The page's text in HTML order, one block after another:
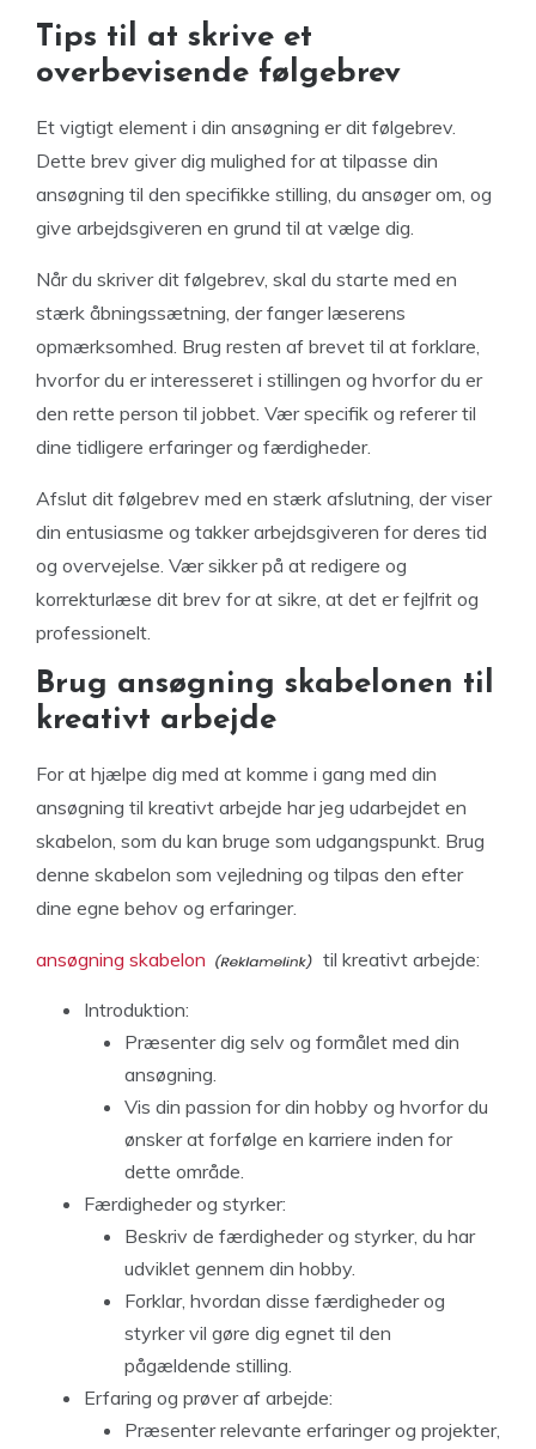
Tips til at skrive et
overbevisende følgebrev
Et vigtigt element i din ansøgning er dit følgebrev.
Dette brev giver dig mulighed for at tilpasse din
ansøgning til den specifikke stilling, du ansøger om, og
give arbejdsgiveren en grund til at vælge dig.
Når du skriver dit følgebrev, skal du starte med en
stærk åbningssætning, der fanger læserens
opmærksomhed. Brug resten af brevet til at forklare,
hvorfor du er interesseret i stillingen og hvorfor du er
den rette person til jobbet. Vær specifik og referer til
dine tidligere erfaringer og færdigheder.
Afslut dit følgebrev med en stærk afslutning, der viser
din entusiasme og takker arbejdsgiveren for deres tid
og overvejelse. Vær sikker på at redigere og
korrekturlæse dit brev for at sikre, at det er fejlfrit og
professionelt.
Brug ansøgning skabelonen til
kreativt arbejde
For at hjælpe dig med at komme i gang med din
ansøgning til kreativt arbejde har jeg udarbejdet en
skabelon, som du kan bruge som udgangspunkt. Brug
denne skabelon som vejledning og tilpas den efter
dine egne behov og erfaringer.
ansøgning skabelon til kreativt arbejde:
Introduktion:
Præsenter dig selv og formålet med din
ansøgning.
Vis din passion for din hobby og hvorfor du
ønsker at forfølge en karriere inden for
dette område.
Færdigheder og styrker:
Beskriv de færdigheder og styrker, du har
udviklet gennem din hobby.
Forklar, hvordan disse færdigheder og
styrker vil gøre dig egnet til den
pågældende stilling.
Erfaring og prøver af arbejde:
Præsenter relevante erfaringer og projekter,